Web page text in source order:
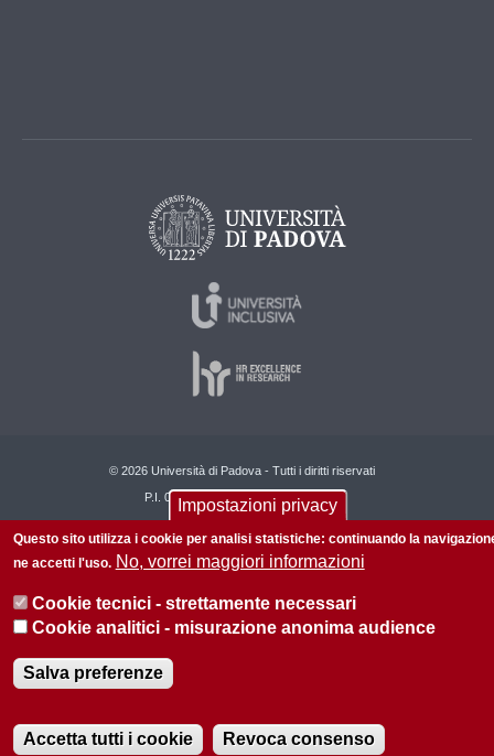
© 2026 Università di Padova - Tutti i diritti riservati
P.I. 00742430283 C.F. 80006480281
Privacy policy Informazioni su questo sito
Impostazioni privacy
Questo sito utilizza i cookie per analisi statistiche: continuando la
ne accetti l'uso. No, vorrei maggiori informazioni
Cookie tecnici - strettamente necessari
Cookie analitici - misurazione anonima audience
Salva preferenze
Accetta tutti i cookie Revoca consenso